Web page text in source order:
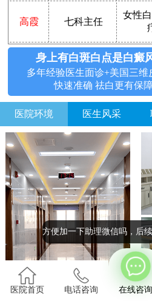
高霞 七科主任
女性
身上有白斑白点是白癜
多年经验医生面诊+美国三维
快速准确 祛白更有保
医院环境 医生风采
医院首页 电话咨询 在线咨询
方便加一下助理微信吗，后